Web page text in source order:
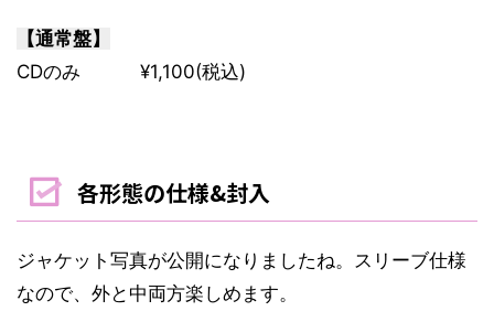
【通常盤】
CDのみ ¥1,100(税込)
各形態の仕様&封入
ジャケット写真が公開になりましたね。スリーブ仕様
なので、外と中両方楽しめます。